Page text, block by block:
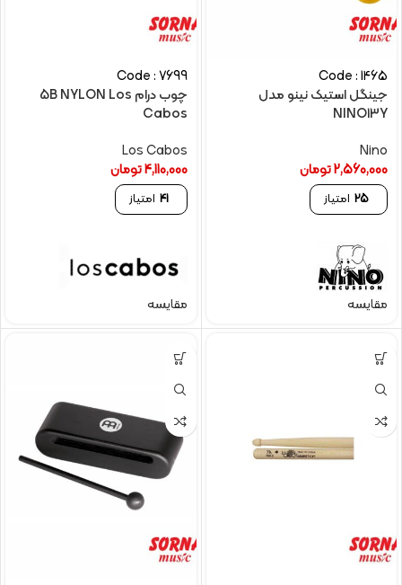
Code : 1465
جینگل استیک نینو مدل
NINO13Y
Nino
2,560,000تومان
25 امتیاز
مقایسه
Code : 7699
چوب درام 5B NYLON Los
Cabos
Los Cabos
4,110,000تومان
41 امتیاز
مقایسه